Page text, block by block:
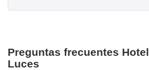
Preguntas frecuentes
Luces